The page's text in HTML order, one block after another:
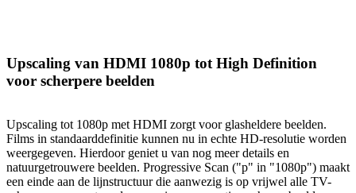
Upscaling van HDMI 1080p tot High Definition
voor scherpere beelden
Upscaling tot 1080p met HDMI zorgt voor glasheldere beelden.
Films in standaarddefinitie kunnen nu in echte HD-resolutie worden
weergegeven. Hierdoor geniet u van nog meer details en
natuurgetrouwere beelden. Progressive Scan ("p" in "1080p") maakt
een einde aan de lijnstructuur die aanwezig is op vrijwel alle TV-